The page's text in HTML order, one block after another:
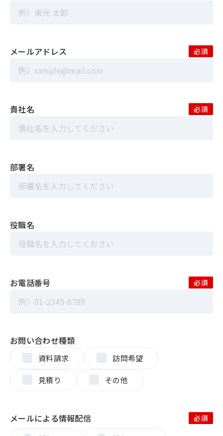
メールアドレス
貴社名
部署名
役職名
お電話番号
お問い合わせ種類
資料請求 訪問希望
見積り その他
メールによる情報配信